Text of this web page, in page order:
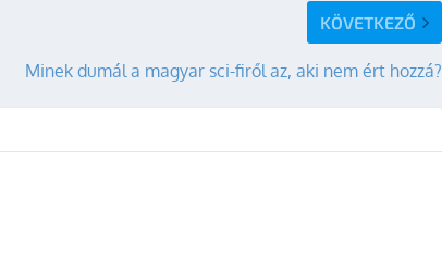
KÖVETKEZŐ
Minek dumál a magyar sci-firől az, aki nem ért hozzá?